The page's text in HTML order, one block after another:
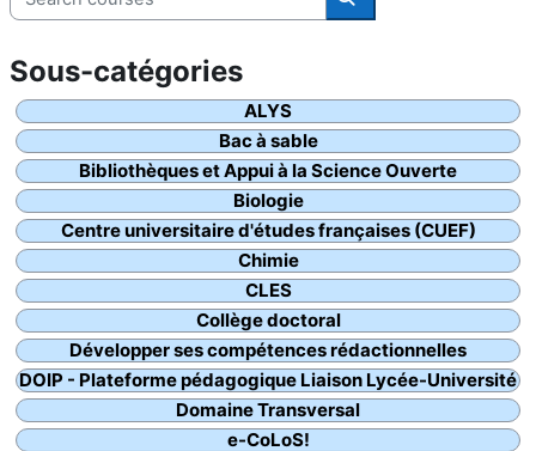
Search courses
ALYS
Bac à sable
Bibliothèques et Appui à la Science Ouverte
Biologie
Centre universitaire d'études françaises (CUEF)
Chimie
CLES
Collège doctoral
Développer ses compétences rédactionnelles
DOIP - Plateforme pédagogique Liaison Lycée-Université
Domaine Transversal
e-CoLoS!